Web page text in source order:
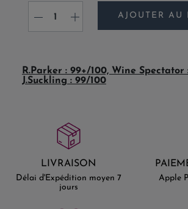
- + AJOUTER AU
R.Parker : 99+/100, Wine Spectator
J.Suckling : 99/100
LIVRAISON
Délai d'Expédition moyen 7
jours
Apple